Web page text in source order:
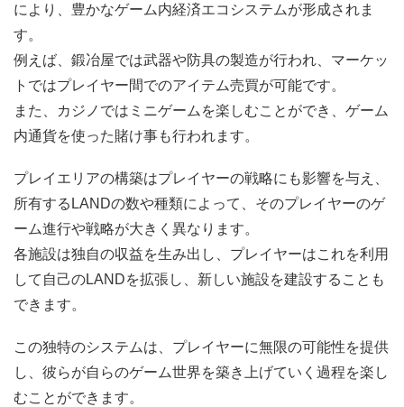
により、豊かなゲーム内経済エコシステムが形成されま
す。
例えば、鍛冶屋では武器や防具の製造が行われ、マーケッ
トではプレイヤー間でのアイテム売買が可能です。
また、カジノではミニゲームを楽しむことができ、ゲーム
内通貨を使った賭け事も行われます。
プレイエリアの構築はプレイヤーの戦略にも影響を与え、
所有するLANDの数や種類によって、そのプレイヤーのゲ
ーム進行や戦略が大きく異なります。
各施設は独自の収益を生み出し、プレイヤーはこれを利用
して自己のLANDを拡張し、新しい施設を建設することも
できます。
この独特のシステムは、プレイヤーに無限の可能性を提供
し、彼らが自らのゲーム世界を築き上げていく過程を楽し
むことができます。